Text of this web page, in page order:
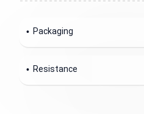
Packaging
Resistance